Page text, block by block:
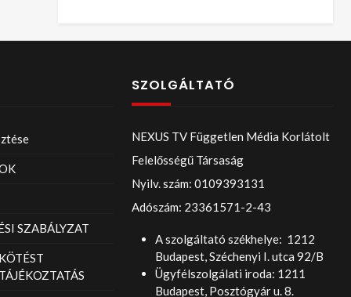
SZABÁLYZAT
SZOLGÁLTATÓ
NEXUS TV Független Média Korlátolt
Felelősségű Társaság
Nyilv. szám: 0109393131
Adószám: 23361571-2-43
A szolgáltató székhelye: 1212
Budapest, Széchenyi I. utca 92/B
Ügyfélszolgálati iroda: 1211
Budapest, Posztógyár u. 8.